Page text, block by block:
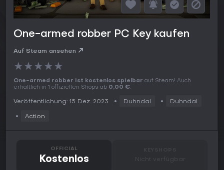
One-armed robber PC Key kaufen
Auf Steam ansehen
★★★★★
One-armed robber ist kostenlos spielbar auf Steam! Auch
erhältlich in 1 offiziellen Shops ab 0,00 €.
Veröffentlichung: 15 Dez. 2023 Duhndal Duhndal
Action
OFFICIAL
Kostenlos Nicht verfügbar